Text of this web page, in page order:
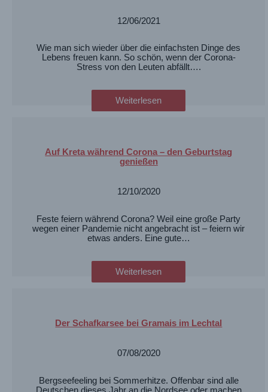
12/06/2021
Wie man sich wieder über die einfachsten Dinge des
Lebens freuen kann. So schön, wenn der Corona-
Stress von den Leuten abfällt….
Weiterlesen
Auf Kreta während Corona – den Geburtstag
genießen
12/10/2020
Feste feiern während Corona? Weil eine große Party
wegen einer Pandemie nicht angebracht ist – feiern wir
etwas anders. Eine gute…
Weiterlesen
Der Schafkarsee bei Gramais im Lechtal
07/08/2020
Bergseefeeling bei Sommerhitze. Offenbar sind alle